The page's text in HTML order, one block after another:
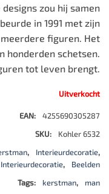
zou hij samen
in 1991 met zijn
figuren. Het
honderden schetsen.
tot leven brengt.
Uitverkocht
EAN:
4255690305287
SKU:
Kohler 6532
, Interieurdecoratie,
Interieurdecoratie,
Beelden
Tags:
kerstman, man